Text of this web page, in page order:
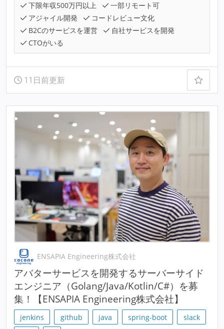
下限年収500万円以上
一部リモート可
アジャイル開発
コードレビュー文化
B2Cのサービスを運営
自社サービスを開発
CTOがいる
11日前更新
ENSAPIA Engineering株式会社
アバターサービスを開発するサーバーサイド
エンジニア（Golang/Java/Kotlin/C#）を募
集！【ENSAPIA Engineering株式会社】
jenkins github java spring-boot
slack